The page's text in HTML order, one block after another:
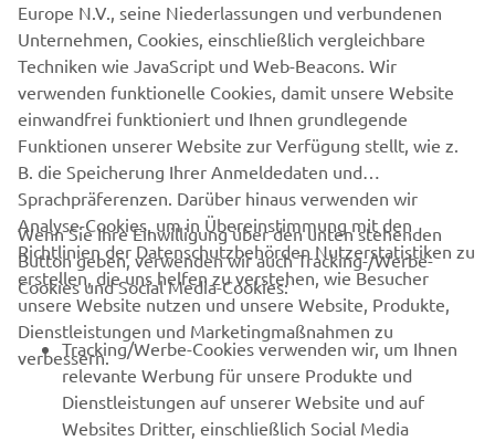
dezente Lackierung orientiert sich am grafischen Stil der
80er Jahre.
Mehr Informationen zu Bunker Custom Motorcycles
erhalten Sie auf www.bunkercustomcycles.com
UNTERNEHMEN
B2B
MEHR YAMAHA
Europe N.V., seine Niederlassungen und verbundenen
Unternehmen, Cookies, einschließlich vergleichbare
Techniken wie JavaScript und Web-Beacons. Wir
verwenden funktionelle Cookies, damit unsere Website
einwandfrei funktioniert und Ihnen grundlegende
Funktionen unserer Website zur Verfügung stellt, wie z.
B. die Speicherung Ihrer Anmeldedaten und
Sprachpräferenzen. Darüber hinaus verwenden wir
Analyse-Cookies, um in Übereinstimmung mit den
Richtlinien der Datenschutzbehörden Nutzerstatistiken zu
erstellen, die uns helfen zu verstehen, wie Besucher
unsere Website nutzen und unsere Website, Produkte,
Dienstleistungen und Marketingmaßnahmen zu
verbessern.
Wenn Sie Ihre Einwilligung über den unten stehenden
Button geben, verwenden wir auch Tracking-/Werbe-
Cookies und Social Media-Cookies:
Tracking/Werbe-Cookies verwenden wir, um Ihnen
relevante Werbung für unsere Produkte und
Dienstleistungen auf unserer Website und auf
Websites Dritter, einschließlich Social Media